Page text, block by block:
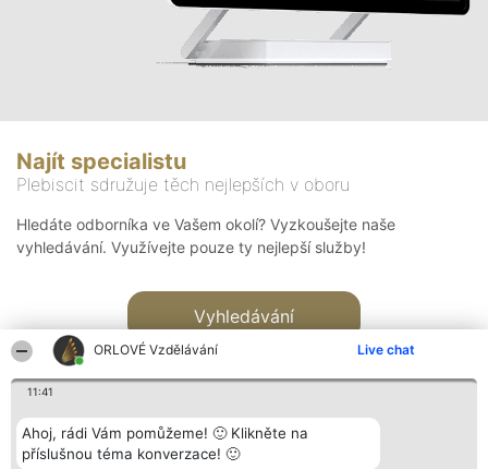
ORLOVÉ Vzdělávání Live chat
11:41
Ahoj, rádi Vám pomůžeme! 🙂 Klikněte na
příslušnou téma konverzace! 🙂
Najít specialistu
Plebiscit sdružuje těch nejlepších v oboru
Hledáte odborníka ve Vašem okolí? Vyzkoušejte naše
vyhledávání. Využívejte pouze ty nejlepší služby!
Vyhledávání